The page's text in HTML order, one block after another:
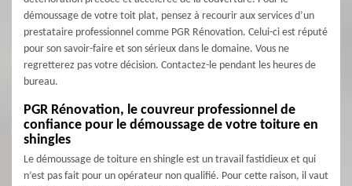
démoussage de votre toit plat, pensez à recourir aux services d’un
prestataire professionnel comme PGR Rénovation. Celui-ci est réputé
pour son savoir-faire et son sérieux dans le domaine. Vous ne
regretterez pas votre décision. Contactez-le pendant les heures de
bureau.
PGR Rénovation, le couvreur professionnel de
confiance pour le démoussage de votre toiture en
shingles
Le démoussage de toiture en shingle est un travail fastidieux et qui
n’est pas fait pour un opérateur non qualifié. Pour cette raison, il vaut